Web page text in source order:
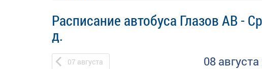
Расписание автобуса Глазов АВ -
д.
07 августа 08 августа